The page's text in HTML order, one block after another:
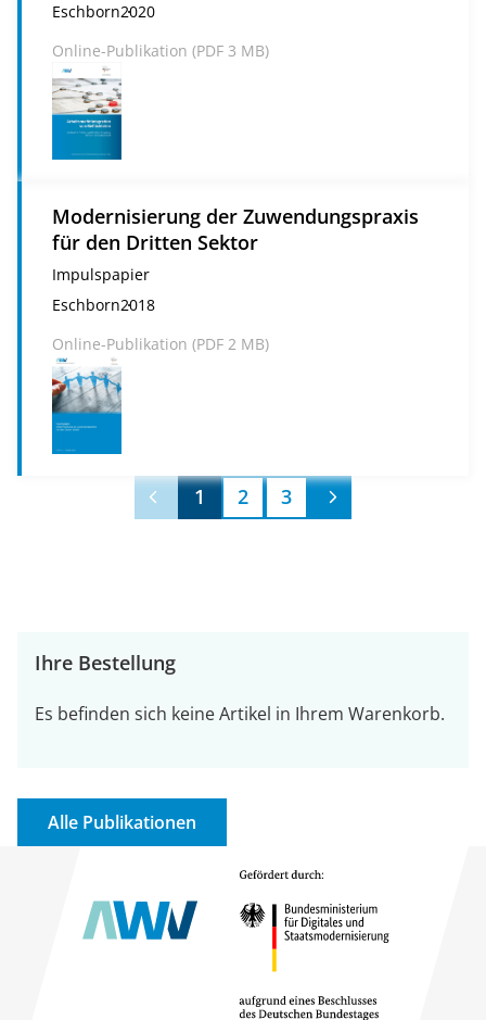
Ihre Bestellung
Es befinden sich keine Artikel in Ihrem Warenkorb.
Alle Publikationen
Eschborn2020
Online-Publikation (PDF 3 MB)
Modernisierung der Zuwendungspraxis
für den Dritten Sektor
Impulspapier
Eschborn2018
Online-Publikation (PDF 2 MB)
1 2 3